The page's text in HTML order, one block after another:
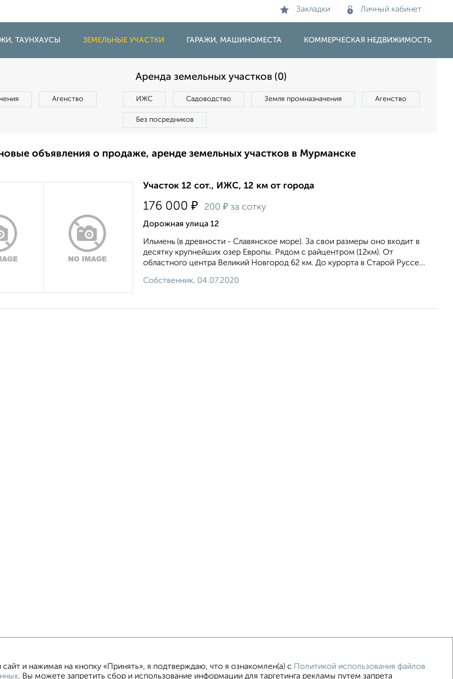
Закладки Личный кабинет
ТАУНХАУСЫ ЗЕМЕЛЬНЫЕ УЧАСТКИ ГАРАЖИ, МАШИНОМЕСТА КОММЕРЧЕСКАЯ НЕДВИЖИМОСТЬ
Агенство
Аренда земельных участков (0)
ИЖС Садоводство Земля промназначения Агенство
Без посредников
объявления о продаже, аренде земельных участков в Мурманске
Участок 12 сот., ИЖС, 12 км от города
176 000 ₽ 200 ₽ за сотку
Дорожная улица 12
Ильмень (в древности - Славянское море). За свои размеры оно входит в
десятку крупнейших озер Европы. Рядом с райцентром (12км). От
областного центра Великий Новгород 62 км. До курорта в Старой Руссе...
Собственник, 04.07.2020
и нажимая на кнопку «Принять», я подтверждаю, что я ознакомлен(а) с
Политикой использования файлов
. Вы можете запретить сбор и использование информации для таргетинга рекламы путем запрета